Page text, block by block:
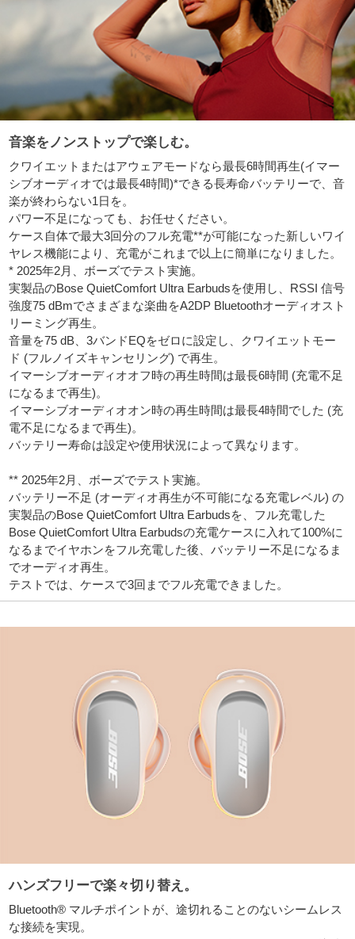
音楽をノンストップで楽しむ。
クワイエットまたはアウェアモードなら最長6時間再生(イマー
シブオーディオでは最長4時間)*できる長寿命バッテリーで、音
楽が終わらない1日を。
パワー不足になっても、お任せください。
ケース自体で最大3回分のフル充電**が可能になった新しいワイ
ヤレス機能により、充電がこれまで以上に簡単になりました。
* 2025年2月、ボーズでテスト実施。
実製品のBose QuietComfort Ultra Earbudsを使用し、RSSI 信号
強度75 dBmでさまざまな楽曲をA2DP Bluetoothオーディオスト
リーミング再生。
音量を75 dB、3バンドEQをゼロに設定し、クワイエットモー
ド (フルノイズキャンセリング) で再生。
イマーシブオーディオオフ時の再生時間は最長6時間 (充電不足
になるまで再生)。
イマーシブオーディオオン時の再生時間は最長4時間でした (充
電不足になるまで再生)。
バッテリー寿命は設定や使用状況によって異なります。
** 2025年2月、ボーズでテスト実施。
バッテリー不足 (オーディオ再生が不可能になる充電レベル) の
実製品のBose QuietComfort Ultra Earbudsを、フル充電した
Bose QuietComfort Ultra Earbudsの充電ケースに入れて100%に
なるまでイヤホンをフル充電した後、バッテリー不足になるま
でオーディオ再生。
テストでは、ケースで3回までフル充電できました。
ハンズフリーで楽々切り替え。
Bluetooth® マルチポイントが、途切れることのないシームレス
な接続を実現。